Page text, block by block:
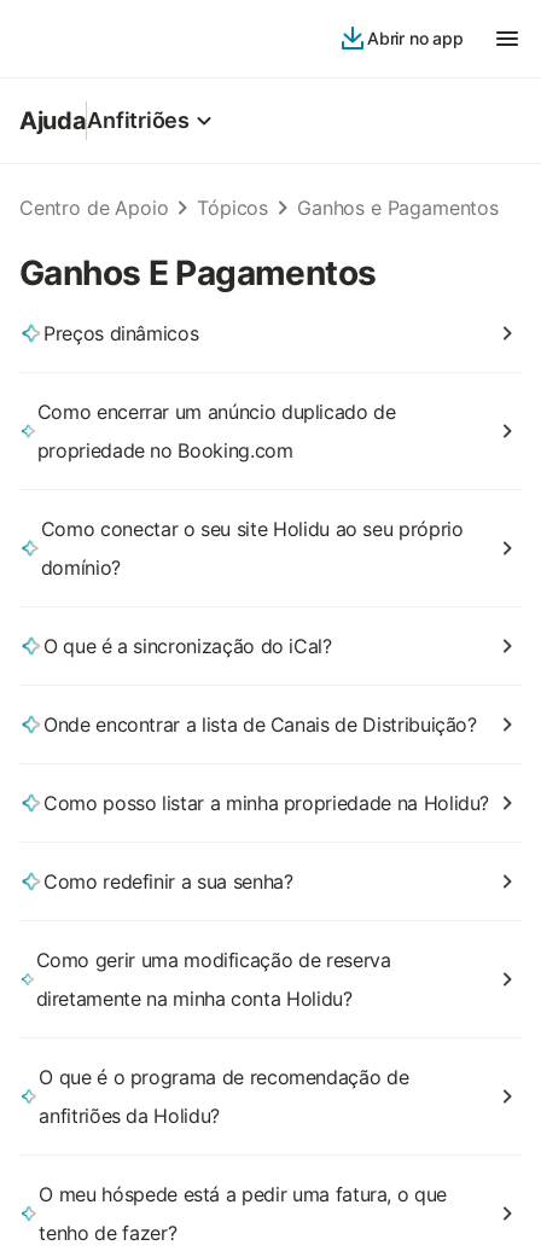
Abrir no app
AjudaAnfitriões
Centro de Apoio Tópicos Ganhos e Pagamentos
Ganhos E Pagamentos
Preços dinâmicos
Como encerrar um anúncio duplicado de
propriedade no Booking.com
Como conectar o seu site Holidu ao seu próprio
domínio?
O que é a sincronização do iCal?
Onde encontrar a lista de Canais de Distribuição?
Como posso listar a minha propriedade na Holidu?
Como redefinir a sua senha?
Como gerir uma modificação de reserva
diretamente na minha conta Holidu?
O que é o programa de recomendação de
anfitriões da Holidu?
O meu hóspede está a pedir uma fatura, o que
tenho de fazer?